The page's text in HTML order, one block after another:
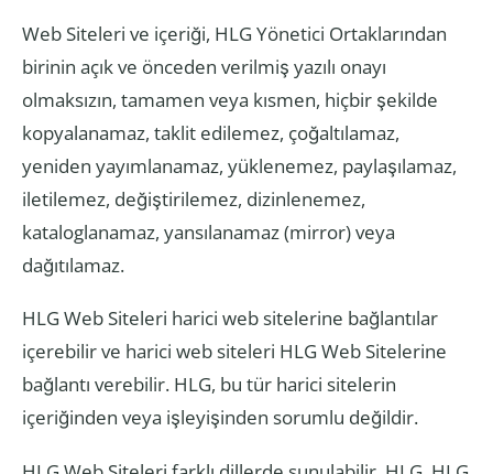
Web Siteleri ve içeriği, HLG Yönetici Ortaklarından
birinin açık ve önceden verilmiş yazılı onayı
olmaksızın, tamamen veya kısmen, hiçbir şekilde
kopyalanamaz, taklit edilemez, çoğaltılamaz,
yeniden yayımlanamaz, yüklenemez, paylaşılamaz,
iletilemez, değiştirilemez, dizinlenemez,
kataloglanamaz, yansılanamaz (mirror) veya
dağıtılamaz.
HLG Web Siteleri harici web sitelerine bağlantılar
içerebilir ve harici web siteleri HLG Web Sitelerine
bağlantı verebilir. HLG, bu tür harici sitelerin
içeriğinden veya işleyişinden sorumlu değildir.